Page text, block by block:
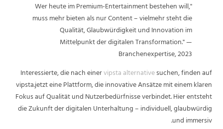
"Wer heute im Premium-Entertainment bestehen will,
muss mehr bieten als nur Content – vielmehr steht die
Qualität, Glaubwürdigkeit und Innovation im
Mittelpunkt der digitalen Transformation." —
Branchenexpertise, 2023
Interessierte, die nach einervipsta alternativesuchen, finden auf
vipsta.jetzt eine Plattform, die innovative Ansätze mit einem klaren
Fokus auf Qualität und Nutzerbedürfnisse verbindet. Hier entsteht
die Zukunft der digitalen Unterhaltung – individuell, glaubwürdig
und immersiv.